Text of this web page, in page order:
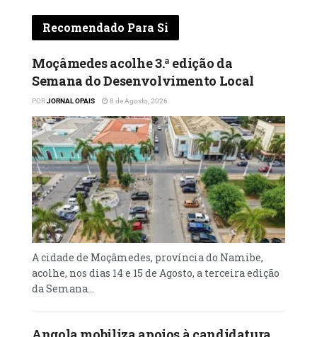
Recomendado Para Si
Moçâmedes acolhe 3.ª edição da
Semana do Desenvolvimento Local
PORJORNAL OPAIS 8 de Agosto, 2026
A cidade de Moçâmedes, província do Namibe,
acolhe, nos dias 14 e 15 de Agosto, a terceira edição
da Semana...